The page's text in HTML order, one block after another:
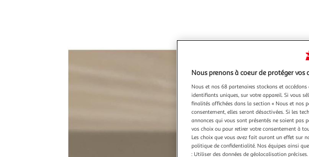
Nous prenons à coeur de protéger vos
Nous et nos 68 partenaires stockons et
identifiants uniques, sur votre appareil. Si vous
finalités affichées dans la section « Nous et nos
consentement, elles seront désactivées. Si les
annonces qui vous sont présentés ne soient pas
vos choix ou pour retirer votre consentement à
Les choix que vous avez fait auront un effet sur
politique de confidentialité. Nos équipes ainsi
: Utiliser des données de géolocalisation